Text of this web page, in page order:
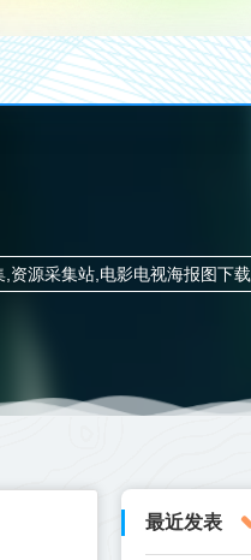
资源采集站,电影电视海报图下载
最近发表